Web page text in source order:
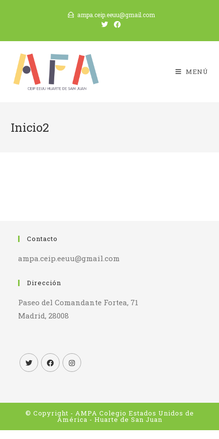
ampa.ceip.eeuu@gmail.com
MENÚ
Inicio2
Contacto
ampa.ceip.eeuu@gmail.com
Dirección
Paseo del Comandante Fortea, 71
Madrid, 28008
© Copyright - AMPA Colegio Estados Unidos de
América - Huarte de San Juan